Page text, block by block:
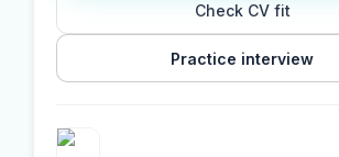
Check CV fit
Practice interview